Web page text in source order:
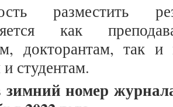
разместить
как
докторантам, так
студентам.
зимний номер